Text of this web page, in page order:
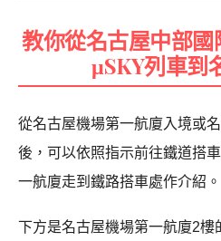
教你從名古屋中部
μSKY列車到
從名古屋機場第一航廈入境或
後，可以依照指示前往鐵道搭
一航廈走到鐵路搭車處作介紹。
下方是名古屋機場第一航廈2樓